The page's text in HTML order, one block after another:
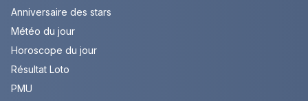
Anniversaire des stars
Météo du jour
Horoscope du jour
Résultat Loto
PMU